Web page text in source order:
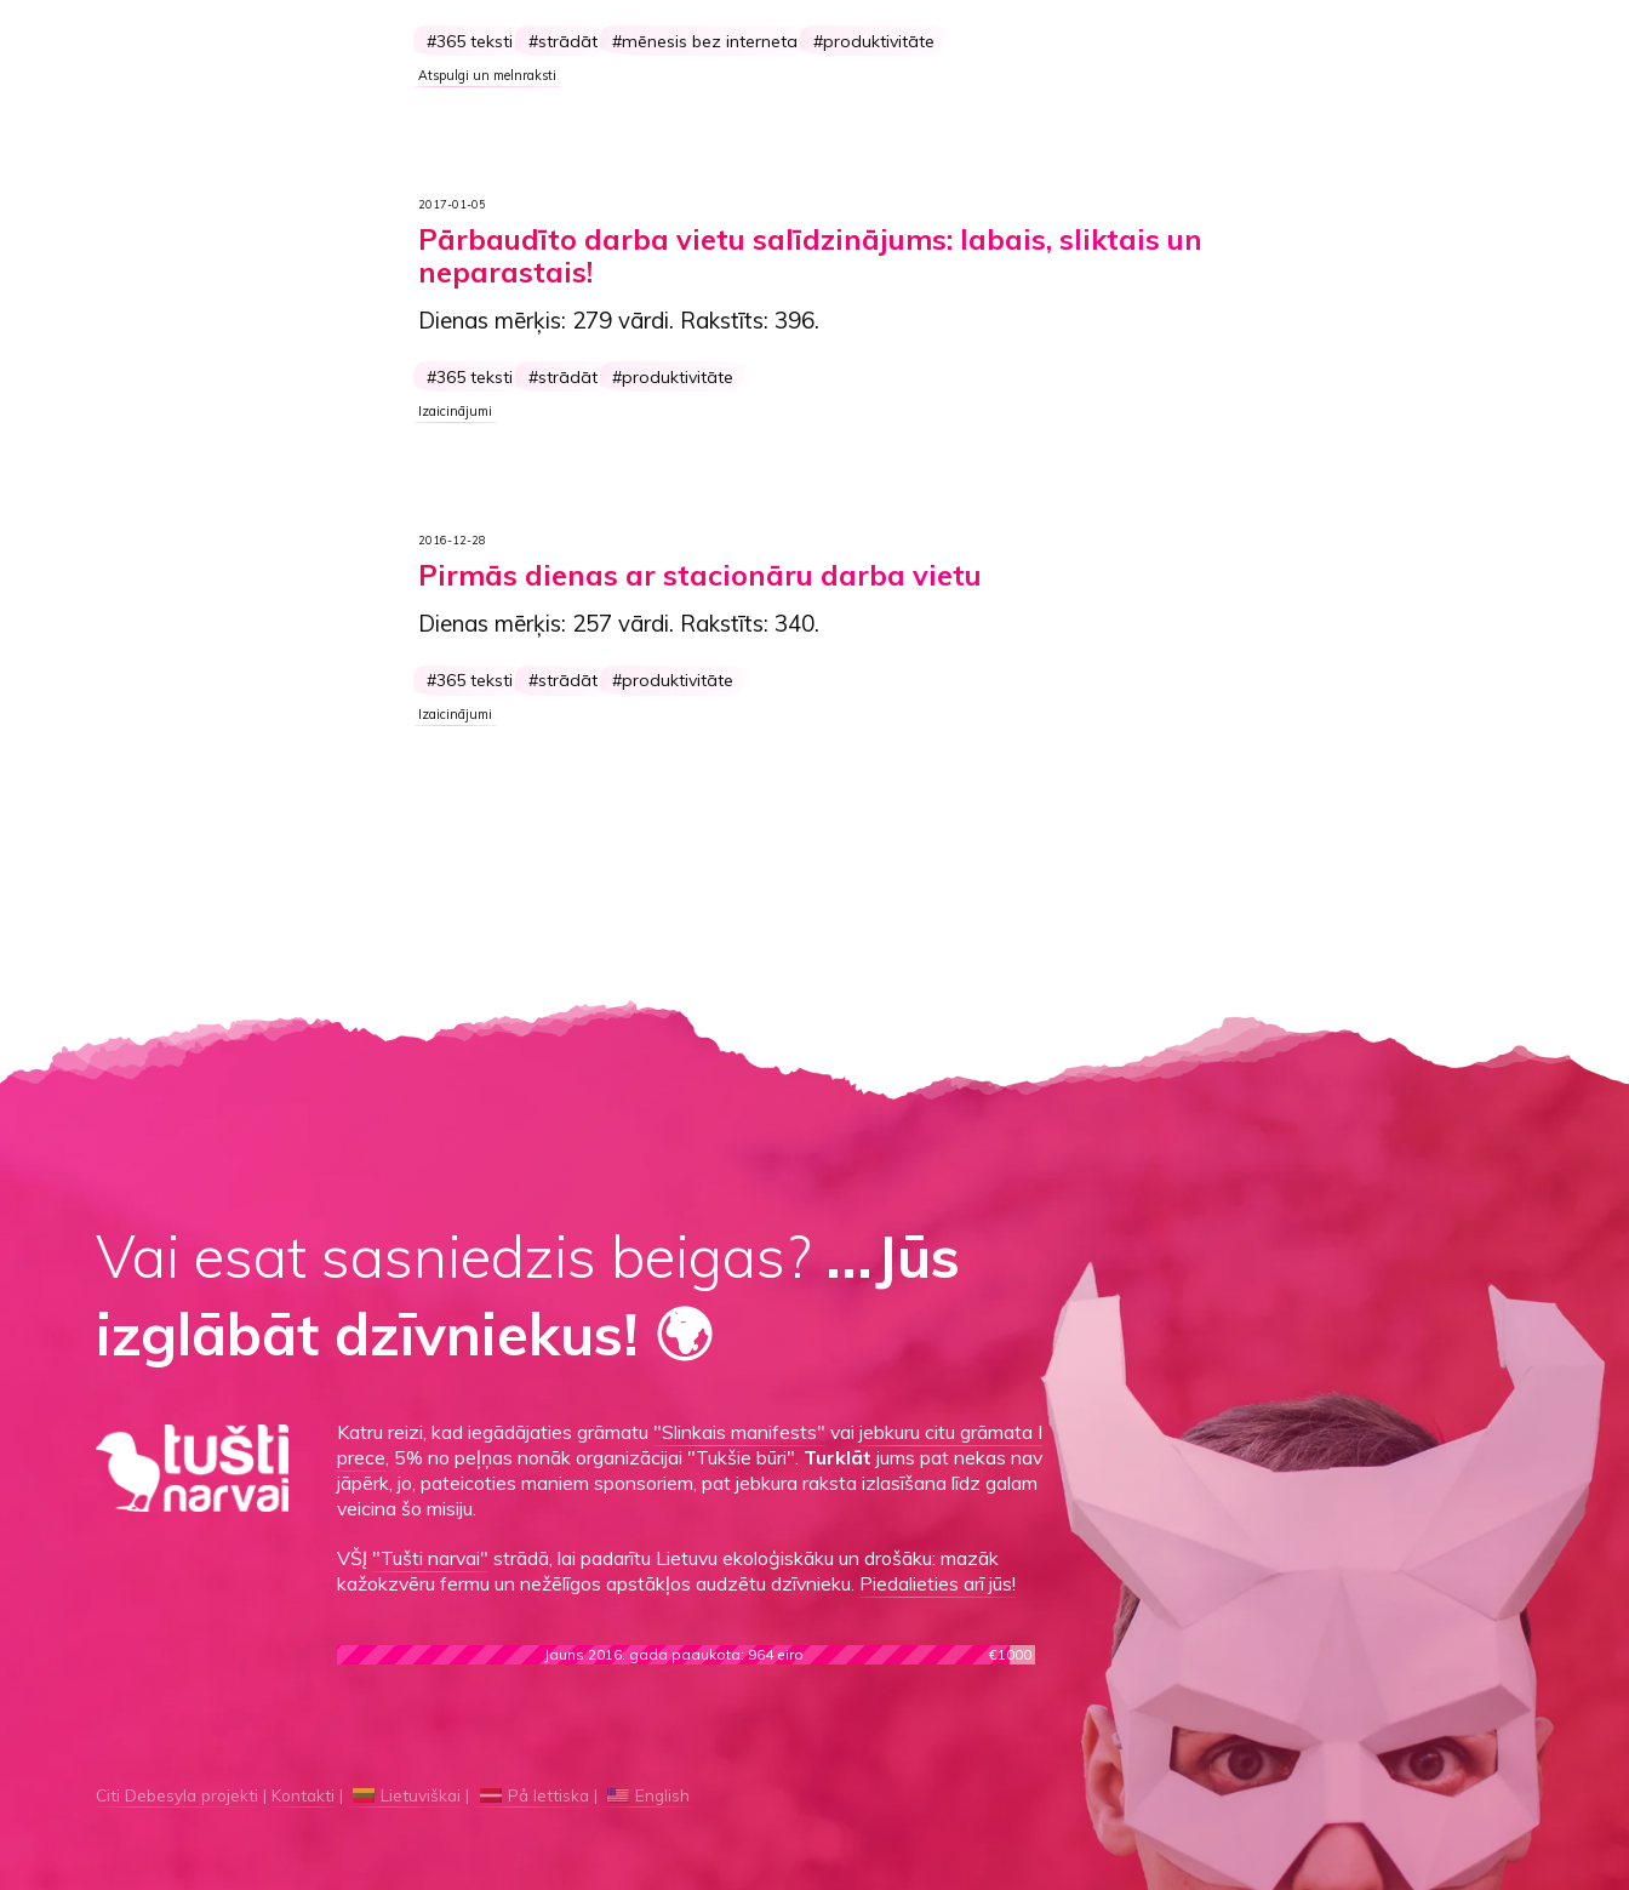
365 teksti strādāt mēnesis bez interneta produktivitāte
Atspulgi un melnraksti
2017-01-05
Pārbaudīto darba vietu salīdzinājums: labais, sliktais un
neparastais!
Dienas mērķis: 279 vārdi. Rakstīts: 396.
365 teksti strādāt produktivitāte
Izaicinājumi
2016-12-28
Pirmās dienas ar stacionāru darba vietu
Dienas mērķis: 257 vārdi. Rakstīts: 340.
365 teksti strādāt produktivitāte
Izaicinājumi
Vai esat sasniedzis beigas? ...Jūs
izglābāt dzīvniekus! 🌍
Katru reizi, kad iegādājaties grāmatu "Slinkais manifests" vai jebkuru citu grāmata I
prece, 5% no peļņas nonāk organizācijai "Tukšie būri". Turklāt jums pat nekas nav
jāpērk, jo, pateicoties maniem sponsoriem, pat jebkura raksta izlasīšana līdz galam
veicina šo misiju.
VŠĮ "Tušti narvai" strādā, lai padarītu Lietuvu ekoloģiskāku un drošāku: mazāk
kažokzvēru fermu un nežēlīgos apstākļos audzētu dzīvnieku. Piedalieties arī jūs!
Jauns 2016. gada paaukota: 964 eiro €1000
Citi Debesyla projekti Kontakti Lietuviškai På lettiska English